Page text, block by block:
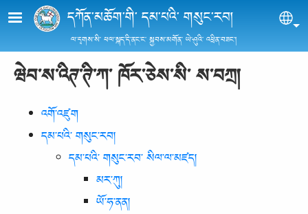
Skip to main contentདཀོན་མཆོག་གི་ དམ་པའི་ གསུང་རབ།
ལ་དྭགས་སི་ ཕལ་སྐད་དི་ནང་ང་ སྐྱབས་མགོན་ ཡེ་ཤུའི་ འཕྲིན་བཟང་།
ཝེབ་ས་འིཊ་ཊི་ཀ་ ཁོར་ཅེས་སི་ ས་བཀྲ།
འགོ་འཛུག
དམ་པའི་ གསུང་རབ།
དམ་པའི་ གསུང་རབ་ སིལ་ལ་མཛད།
མར་ཀུ།
ཡོ་ཧ་ནན།